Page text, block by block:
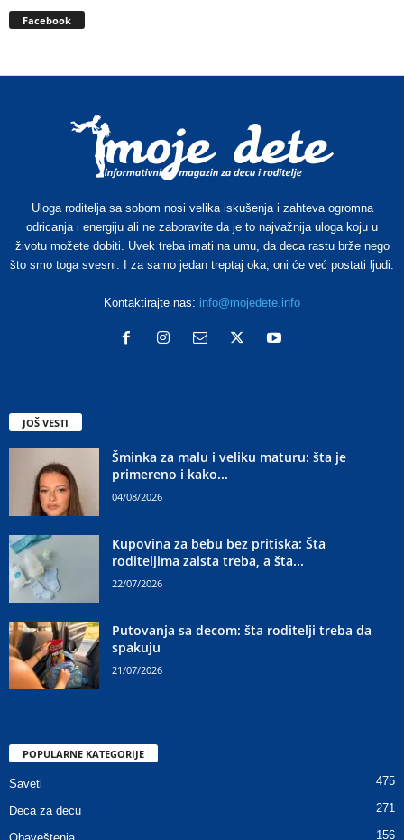
Facebook
Uloga roditelja sa sobom nosi velika iskušenja i zahteva ogromna
odricanja i energiju ali ne zaboravite da je to najvažnija uloga koju u
životu možete dobiti. Uvek treba imati na umu, da deca rastu brže nego
što smo toga svesni. I za samo jedan treptaj oka, oni će već postati ljudi.
Kontaktirajte nas: info@mojedete.info
JOŠ VESTI
Šminka za malu i veliku maturu: šta je
primereno i kako...
04/08/2026
Kupovina za bebu bez pritiska: Šta
roditeljima zaista treba, a šta...
22/07/2026
Putovanja sa decom: šta roditelji treba da
spakuju
21/07/2026
POPULARNE KATEGORIJE
Saveti 475
Deca za decu 271
156